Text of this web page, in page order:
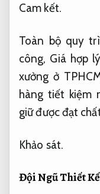
Cam kết.
Toàn bộ quy
công, Giá hợp
xưởng ở
hàng tiết kiệm
giữ được đạt
Khảo sát.
Đội Ngũ Thiết